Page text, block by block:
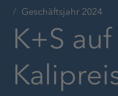
Geschäftsjahr 2024
K+S